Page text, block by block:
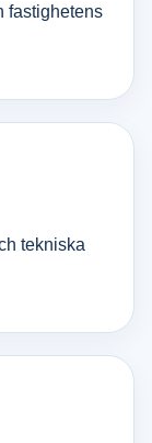
fastighetens
tekniska